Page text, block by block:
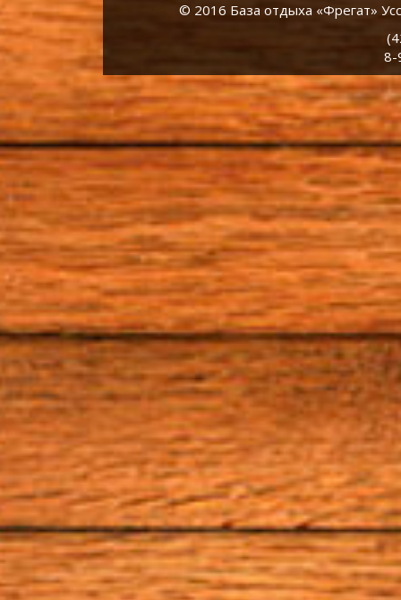
© 2016 База отдыха «Фрегат»
8-